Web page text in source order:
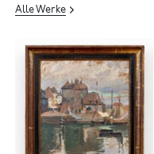
Alle Werke